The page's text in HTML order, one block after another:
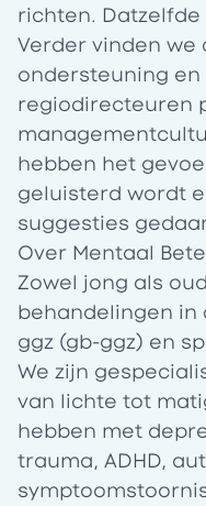
richten. Datzelfde
Verder vinden
ondersteuning
regiodirecteuren
hebben het
geluisterd wordt
suggesties
Over Mentaal
Zowel jong als
behandelingen in
ggz (gb-ggz) en
We zijn
van lichte tot
hebben met
trauma, ADHD,